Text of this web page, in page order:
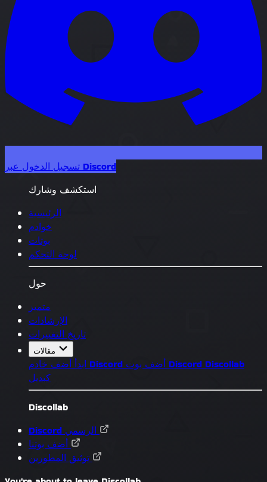
تسجيل الدخول عبر Discord
استكشف وشارك
الرئيسية
خوادم
بوتات
لوحة التحكم
حول
متميز
الإرشادات
تاريخ التغييرات
ابدأ أضف خادم Discord أضف بوت Discord Discollab
كبديل
Discollab